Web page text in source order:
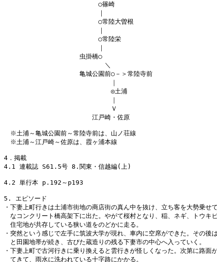
○篠崎
｜
○常陸大曽根
｜
○常陸栄
｜
虫掛橋○
＼
亀城公園前○－＞常陸寺前
｜
◎土浦
｜
Ｖ
江戸崎・佐原
※土浦～亀城公園前～常陸寺前は、山ノ荘線
※土浦～江戸崎～佐原は、霞ヶ浦本線
4．掲載
4.1 連載誌 S61.5号 8.関東・信越編(上)
4.2 単行本 p.192～p193
5. エピソード
・下妻上町行きは土浦市街地の商店街の真ん中を抜け、立ち客を大勢乗せ
なコンクリート橋高架下に出た。やがて桜村となり、稲、ネギ、トウキ
住宅地が共存している狭い道をのどかに走る。
・突然という感じで左手に筑波大学が現れ、車内に空席ができた。その後
と田園地帯が続き、古びた蔵造りの残る下妻市の中心へ入っていく。
・下妻上町で古河行きに乗り換えると雲行きが怪しくなった。次第に路面
てきて、雨水に洗われている十字路にかかる。